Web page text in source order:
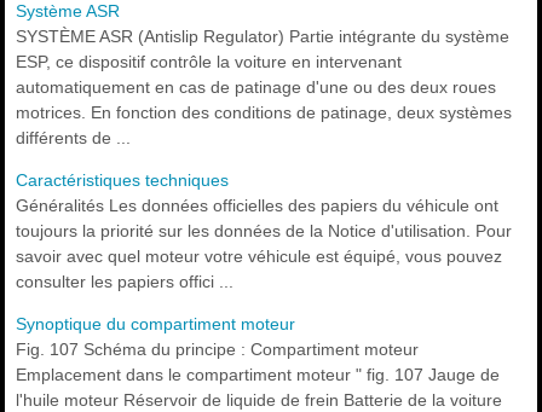
Système ASR
SYSTÈME ASR (Antislip Regulator) Partie intégrante du système
ESP, ce dispositif contrôle la voiture en intervenant
automatiquement en cas de patinage d'une ou des deux roues
motrices. En fonction des conditions de patinage, deux systèmes
différents de ...
Caractéristiques techniques
Généralités Les données officielles des papiers du véhicule ont
toujours la priorité sur les données de la Notice d'utilisation. Pour
savoir avec quel moteur votre véhicule est équipé, vous pouvez
consulter les papiers offici ...
Synoptique du compartiment moteur
Fig. 107 Schéma du principe : Compartiment moteur
Emplacement dans le compartiment moteur " fig. 107 Jauge de
l'huile moteur Réservoir de liquide de frein Batterie de la voiture